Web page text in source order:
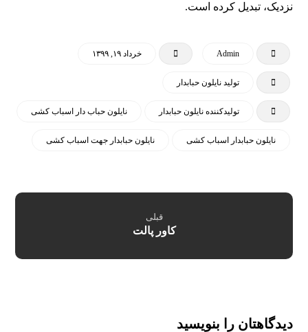
نزدیک، تبدیل کرده است.
Admin خرداد ۱۹, ۱۳۹۹
تولید نایلون حبابدار
تولیدکننده نایلون حبابدار نایلون حباب دار اسباب کشی
نایلون حبابدار اسباب کشی نایلون حبابدار جهت اسباب کشی
قبلی
کاور پالت
دیدگاهتان را بنویسید